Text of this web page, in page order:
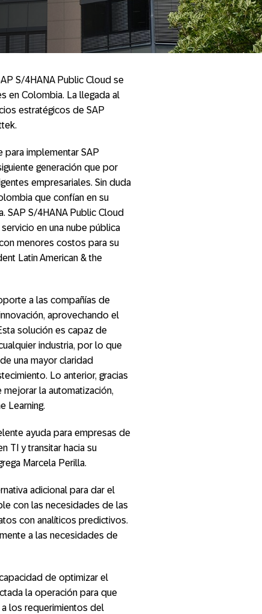
S/4HANA Public Cloud se
en Colombia. La llegada al
estratégicos de SAP
para implementar SAP
generación que por
empresariales. Sin duda
que confían en su
SAP S/4HANA Public Cloud
en una nube pública
menores costos para su
Latin American & the
a las compañías de
aprovechando el
solución es capaz de
industria, por lo que
una mayor claridad
Lo anterior, gracias
la automatización,
Learning.
ayuda para empresas de
TI y transitar hacia su
Marcela Perilla.
adicional para dar el
con las necesidades de las
con analíticos predictivos.
a las necesidades de
de optimizar el
la operación para que
los requerimientos del